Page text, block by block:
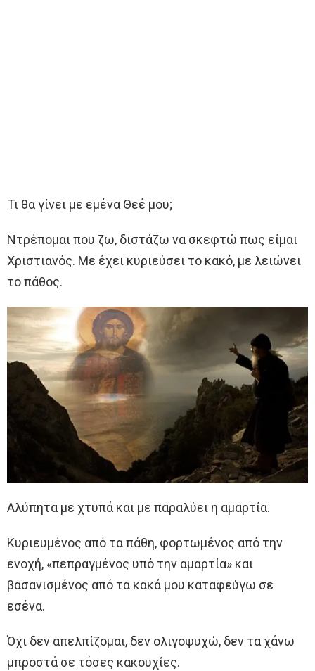
Τι θα γίνει με εμένα Θεέ μου;
Ντρέπομαι που ζω, διστάζω να σκεφτώ πως είμαι
Χριστιανός. Με έχει κυριεύσει το κακό, με λειώνει
το πάθος.
Αλύπητα με χτυπά και με παραλύει η αμαρτία.
Κυριευμένος από τα πάθη, φορτωμένος από την
ενοχή, «πεπραγμένος υπό την αμαρτία» και
βασανισμένος από τα κακά μου καταφεύγω σε
εσένα.
Όχι δεν απελπίζομαι, δεν ολιγοψυχώ, δεν τα χάνω
μπροστά σε τόσες κακουχίες.